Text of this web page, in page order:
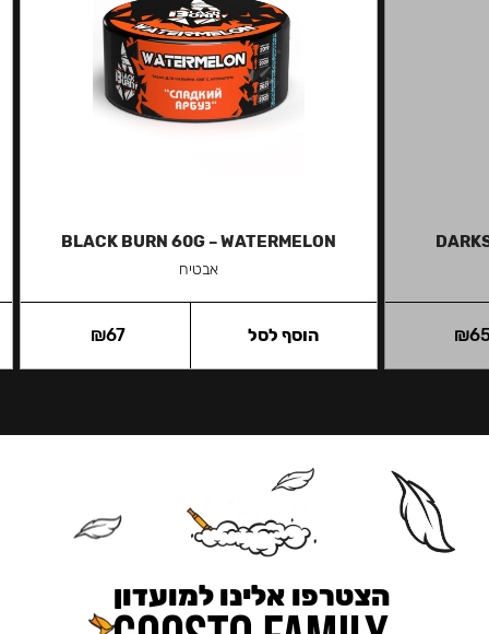
₪
BLACK BURN 60G – WATERMELON
אבטיח
₪67 הוסף לסל
הצטרפו אלינו למועדון